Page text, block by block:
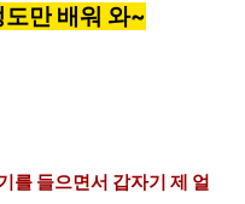
도만 배워 와~
를 들으면서 갑자기 제 얼